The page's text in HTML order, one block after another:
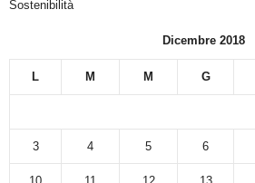
Sostenibilità
Dicembre 2018
L M M G
3 4 5 6